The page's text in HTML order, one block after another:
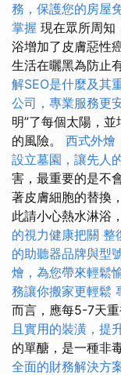
務，保護您的房屋
掌握 現在眾所周知
浴增加了皮膚惡性
生活在曬黑為防止
解SEO是什麼及其
公司，專業服務更
明”了每個太陽，
的風險。 西式外燴
設立墓園，讓先人
害，最重要的是不
著皮膚細胞的替換
此請小心熱水淋浴
的視力健康把關 整
的助聽器品牌與型
燴，為您帶來輕鬆
務讓你搬家更輕鬆
而言，應每5-7天
且實用的裝潢，提
的單醣，是一種非
全面的財務解決方